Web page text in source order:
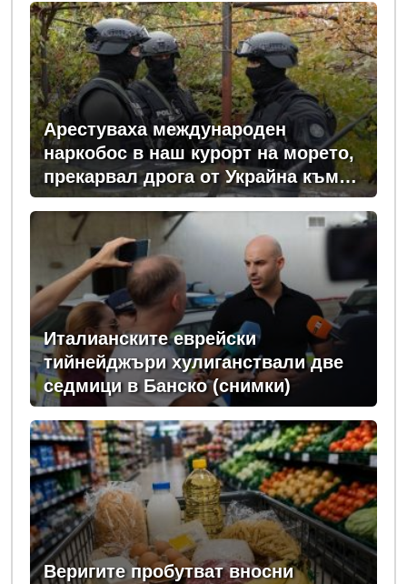
Арестуваха международен
наркобос в наш курорт на морето,
прекарвал дрога от Украйна към
ЕС
Италианските еврейски
тийнейджъри хулиганствали две
седмици в Банско (снимки)
Веригите пробутват вносни